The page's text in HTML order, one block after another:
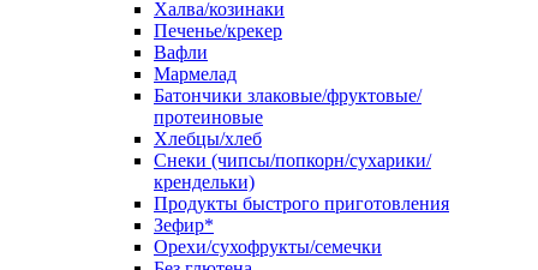
Халва/козинаки
Печенье/крекер
Вафли
Мармелад
Батончики злаковые/фруктовые/
протеиновые
Хлебцы/хлеб
Снеки (чипсы/попкорн/сухарики/
крендельки)
Продукты быстрого приготовления
Зефир*
Орехи/сухофрукты/семечки